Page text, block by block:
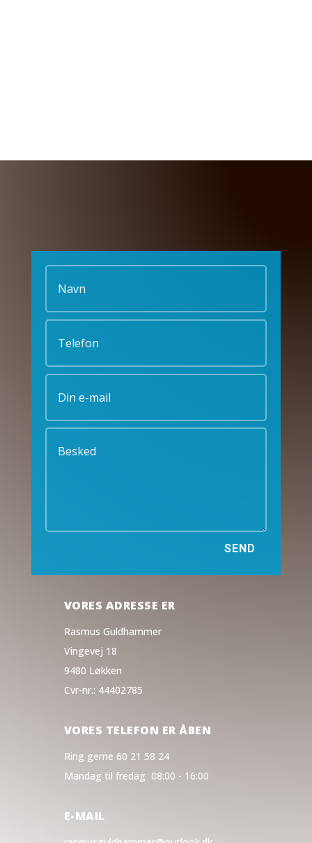
SEND
VORES ADRESSE ER
Rasmus Guldhammer
Vingevej 18
9480 Løkken
Cvr-nr.: 44402785
VORES TELEFON ER ÅBEN
Ring gerne 60 21 58 24
Mandag til fredag 08:00 - 16:00
E-MAIL